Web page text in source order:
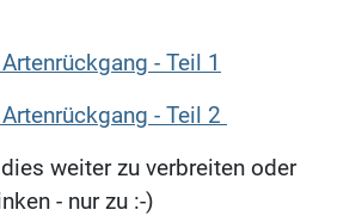
- Teil 1
- Teil 2
weiter zu verbreiten oder
- nur zu :-)